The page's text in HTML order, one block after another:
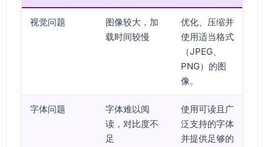
视觉问题
图像较大，加
载时间较慢
优化、压缩并
使用适当格式
（JPEG、
PNG）的图
像。
字体问题
字体难以阅
读，对比度不
足
使用可读且广
泛支持的字体
并提供足够的